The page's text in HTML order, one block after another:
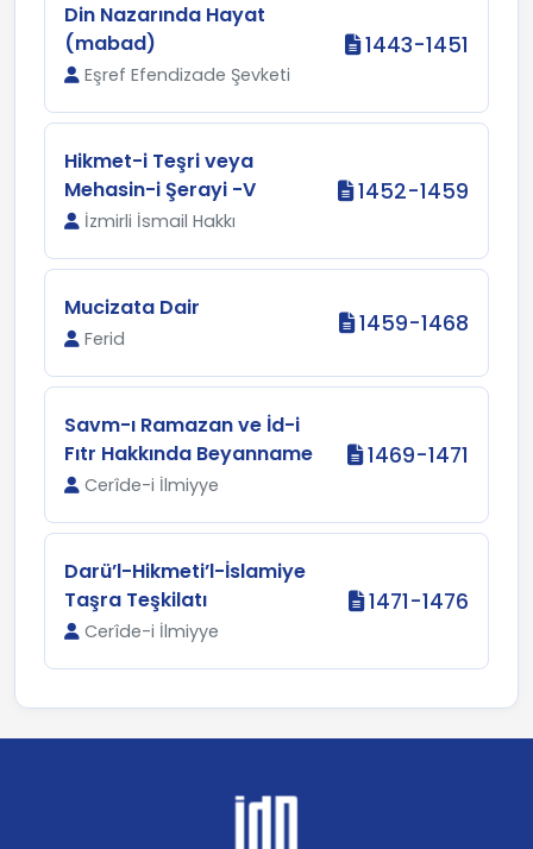
Din Nazarında Hayat
(mabad)
Eşref Efendizade Şevketi
1443-1451
Hikmet-i Teşri veya
Mehasin-i Şerayi -V
İzmirli İsmail Hakkı
1452-1459
Mucizata Dair
Ferid
1459-1468
Savm-ı Ramazan ve İd-i
Fıtr Hakkında Beyanname
Cerîde-i İlmiyye
1469-1471
Darü’l-Hikmeti’l-İslamiye
Taşra Teşkilatı
Cerîde-i İlmiyye
1471-1476